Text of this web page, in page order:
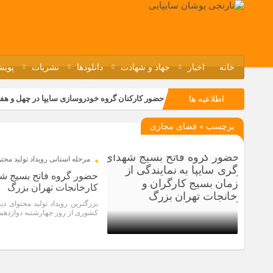
خانه اخبار جهاد و شهادت دانلودها نشریات
اطلاعیه ها حضور کارکنان گروه خودروسازی سایپا در چهل و
مسابقات ورزشی در مگاموتوربا استقبال کارکنان
مراسم گرامیداشت سالروز آزادسازی خرمشهر در
برچسب » فضای مجازی
4 سال قبل
مرحله استانی رویداد تولید
حضور گروه فاتح بسیج
کارخانجات تهران بزرگ
کشوری از روز چهارشنبه